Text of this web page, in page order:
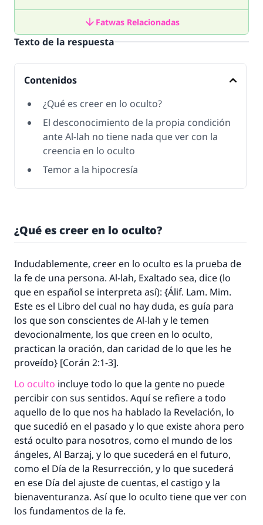
Fatwas Relacionadas
Texto de la respuesta
Contenidos
¿Qué es creer en lo oculto?
El desconocimiento de la propia condición
ante Al-lah no tiene nada que ver con la
creencia en lo oculto
Temor a la hipocresía
¿Qué es creer en lo oculto?
Indudablemente, creer en lo oculto es la prueba de
la fe de una persona. Al-lah, Exaltado sea, dice (lo
que en español se interpreta así): {Álif. Lam. Mim.
Este es el Libro del cual no hay duda, es guía para
los que son conscientes de Al-lah y le temen
devocionalmente, los que creen en lo oculto,
practican la oración, dan caridad de lo que les he
proveído} [Corán 2:1-3].
Lo oculto incluye todo lo que la gente no puede
percibir con sus sentidos. Aquí se refiere a todo
aquello de lo que nos ha hablado la Revelación, lo
que sucedió en el pasado y lo que existe ahora pero
está oculto para nosotros, como el mundo de los
ángeles, Al Barzaj, y lo que sucederá en el futuro,
como el Día de la Resurrección, y lo que sucederá
en ese Día del ajuste de cuentas, el castigo y la
bienaventuranza. Así que lo oculto tiene que ver con
los fundamentos de la fe.